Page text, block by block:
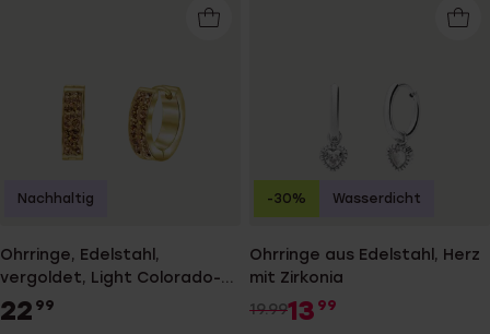
Ohrringe, Edelstahl,
vergoldet, Light Colorado-
Kristall
22 99
Nachhaltig
Ohrringe aus Edelstahl, Herz
mit Zirkonia
19.9913 99
-30% Wasserdicht